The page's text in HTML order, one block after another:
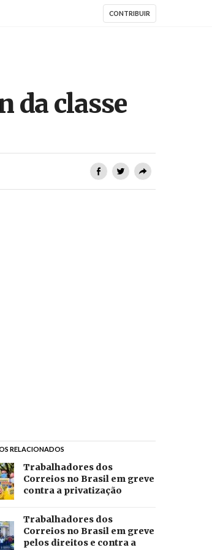
CONTRIBUIR
da classe
RELACIONADOS
Trabalhadores dos
Correios no Brasil em greve
contra a privatização
Trabalhadores dos
Correios no Brasil em greve
pelos direitos e contra a